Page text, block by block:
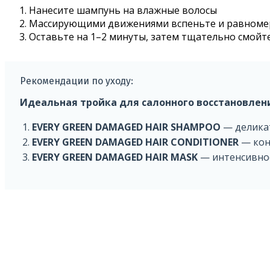
Нанесите шампунь на влажные волосы
Массирующими движениями вспеньте и
Оставьте на 1–2 минуты, затем тщательно
Рекомендации по уходу:
Идеальная тройка для салонного
EVERY GREEN DAMAGED HAIR SHAMPOO —
EVERY GREEN DAMAGED HAIR CONDITIONER —
EVERY GREEN DAMAGED HAIR MASK —